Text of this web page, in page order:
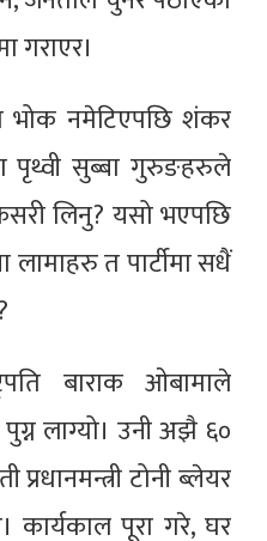
गराएर।
भोक नमेटिएपछि शंकर
पृथ्वी सुब्बा गुरुङहरुले
लिनु? यसो भएपछि
लामाहरु त पार्टीमा सधैं
बाराक ओबामाले
पुग्न लाग्यो। उनी अझै ६०
टोनी ब्लेयर
कार्यकाल पूरा गरे, घर